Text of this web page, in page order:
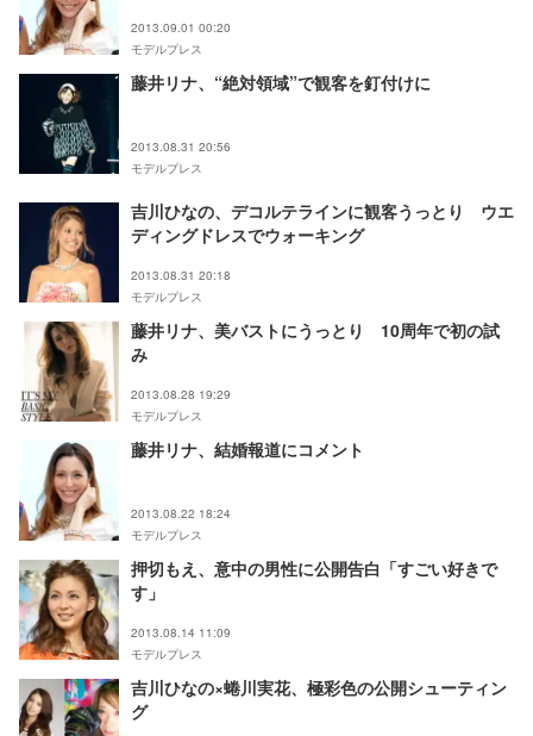
2013.09.01 00:20
モデルプレス
藤井リナ、“絶対領域”で観客を釘付けに
2013.08.31 20:56
モデルプレス
吉川ひなの、デコルテラインに観客うっとり ウエ
ディングドレスでウォーキング
2013.08.31 20:18
モデルプレス
藤井リナ、美バストにうっとり 10周年で初の試
み
2013.08.28 19:29
モデルプレス
藤井リナ、結婚報道にコメント
2013.08.22 18:24
モデルプレス
押切もえ、意中の男性に公開告白「すごい好きで
す」
2013.08.14 11:09
モデルプレス
吉川ひなの×蜷川実花、極彩色の公開シューティン
グ